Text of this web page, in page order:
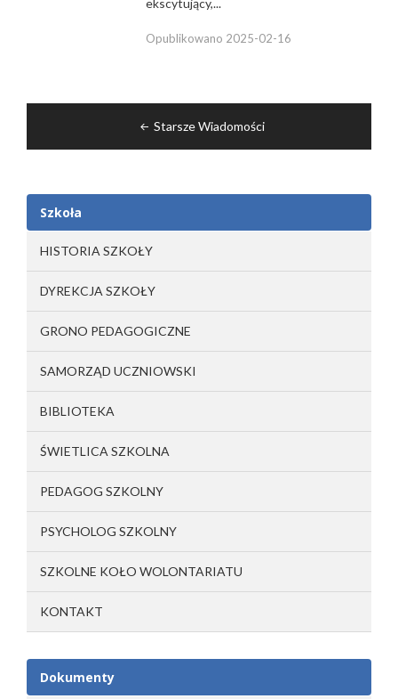
ekscytujący,...
Opublikowano 2025-02-16
Starsze Wiadomości
Szkoła
HISTORIA SZKOŁY
DYREKCJA SZKOŁY
GRONO PEDAGOGICZNE
SAMORZĄD UCZNIOWSKI
BIBLIOTEKA
ŚWIETLICA SZKOLNA
PEDAGOG SZKOLNY
PSYCHOLOG SZKOLNY
SZKOLNE KOŁO WOLONTARIATU
KONTAKT
Dokumenty